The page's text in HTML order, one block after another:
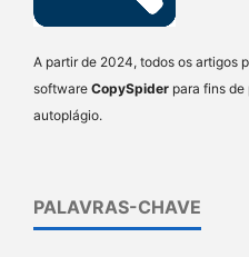
A partir de 2024, todos os artigos
software CopySpider para fins
autoplágio.
PALAVRAS-CHAVE